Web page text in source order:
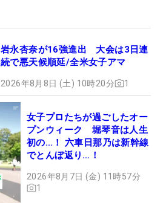
岩永杏奈が16強進出 大会は3日連
続で悪天候順延/全米女子アマ
2026年8月8日 (土) 10時20分 1
女子プロたちが過ごしたオー
プンウィーク 堀琴音は人生
初の…！ 六車日那乃は新幹線
でとんぼ返り…！
2026年8月7日 (金) 11時57分
1